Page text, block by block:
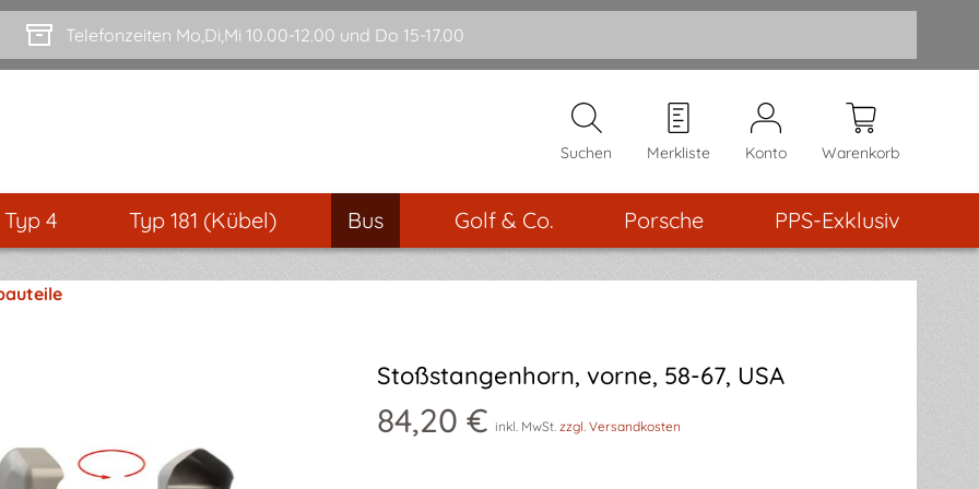
Telefonzeiten Mo,Di,Mi 10.00-12.00 und Do 15-17.00
Suchen Merkliste Konto Warenkorb
4 Typ 181 (Kübel) Bus Golf & Co. Porsche PPS-Exklusiv
Stoßstangenhorn, vorne, 58-67, USA
84,20 € inkl. MwSt. zzgl. Versandkosten